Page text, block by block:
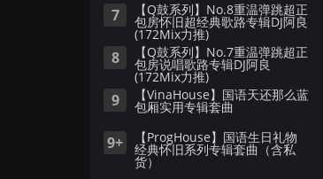
7 【Q鼓系列】No.8重温弹跳超正
包房怀旧超经典歌路专辑DJ阿良
(172Mix力推)
8 【Q鼓系列】No.7重温弹跳超正
包房说唱歌路专辑DJ阿良
(172Mix力推)
9 【VinaHouse】国语天还那么蓝
包厢实用专辑套曲
9+ 【ProgHouse】国语生日礼物
经典怀旧系列专辑套曲（含私
货）